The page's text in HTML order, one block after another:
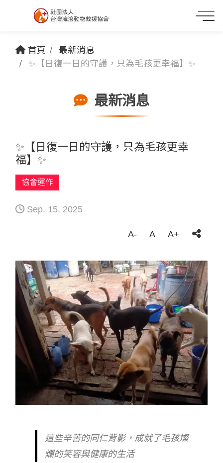
首頁
最新消息
✨【日復一日的守護，只為毛孩更幸福】✨
最新消息
✨【日復一日的守護，只為毛孩更幸
福】✨
協會運作
Sep. 15. 2025
A- A A+
這些辛苦的同仁背影，成就了毛孩燦
爛的笑容與健康的生活